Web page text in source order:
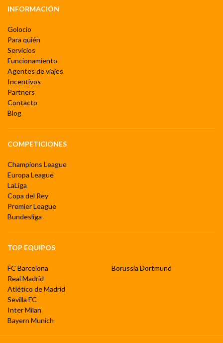
INFORMACIÓN
Golocio
Para quién
Servicios
Funcionamiento
Agentes de viajes
Incentivos
Partners
Contacto
Blog
COMPETICIONES
Champions League
Europa League
LaLiga
Copa del Rey
Premier League
Bundesliga
TOP EQUIPOS
FC Barcelona
Real Madrid
Atlético de Madrid
Sevilla FC
Inter Milan
Bayern Munich
Borussia Dortmund